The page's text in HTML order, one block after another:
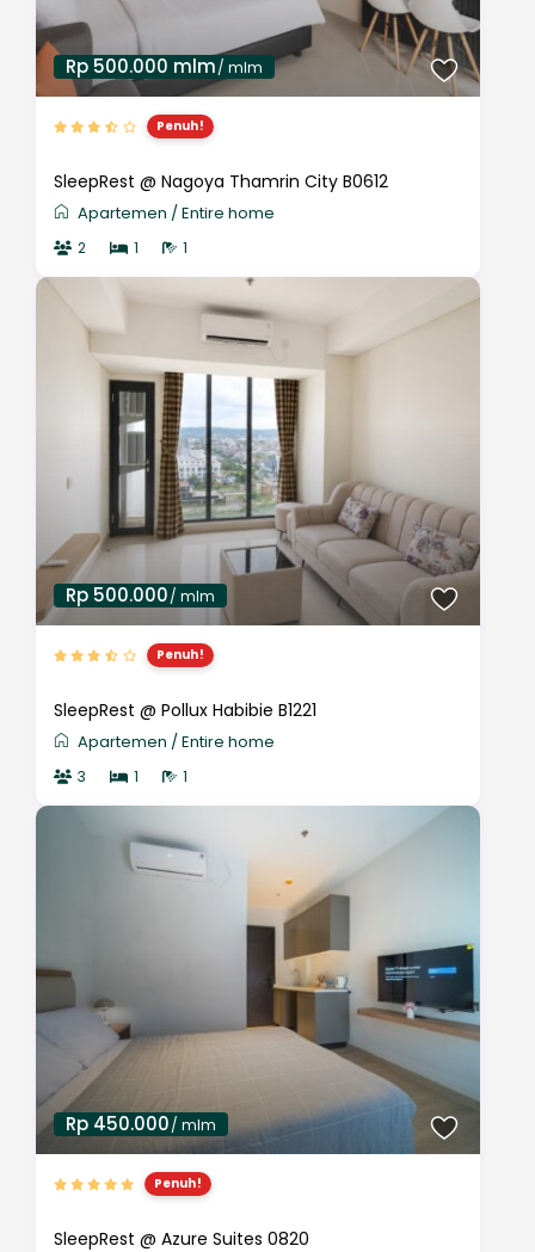
Rp 500.000 mlm/ mlm
Penuh!
SleepRest @ Nagoya Thamrin City B0612
Apartemen /Entire home
2 1 1
Rp 500.000/ mlm
Penuh!
SleepRest @ Pollux Habibie B1221
Apartemen /Entire home
3 1 1
Rp 450.000/ mlm
Penuh!
SleepRest @ Azure Suites 0820